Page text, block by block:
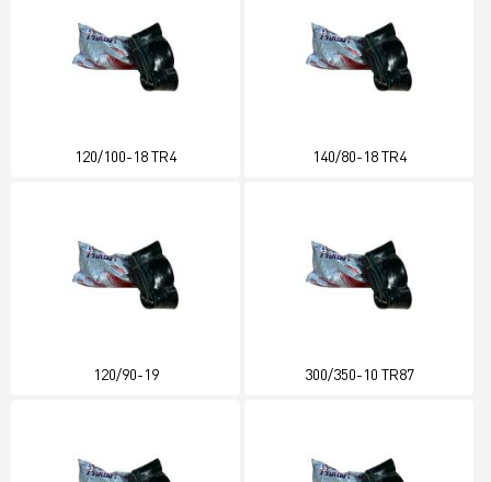
120/100-18 TR4 140/80-18 TR4
120/90-19 300/350-10 TR87